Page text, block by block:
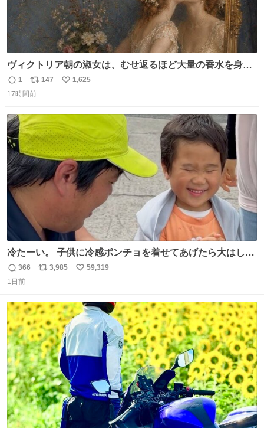
ヴィクトリア朝の淑女は、むせ返るほど大量の香水を身に
つけるものではないとされていた。それでも香水は、髪や
肌の手入れと同じくらい、ヴィクトリア朝の女性達の美容
が知る香水よりも単純な組成で、その大部分は薔薇、菫、
ベルガモット、
返
信
1
リ
ポ
ト
数
147
い
数
1,625
17時間前
冷たーい。 子供に冷感ポンチョを着せてあげたら大はしゃ
ぎで喜んでくれました。 こんな素敵な代物を提供してくれ
た山口県の恩師に感謝。
返
信
366
リ
ト
数
3,985
い
数
59,319
1日前